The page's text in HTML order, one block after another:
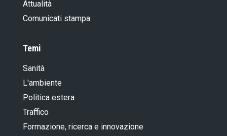
Attualità
Comunicati stampa
Temi
Sanità
L'ambiente
Politica estera
Traffico
Formazione, ricerca e innovazione